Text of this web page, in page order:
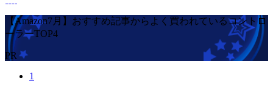
【Amazon7月】おすすめ記事からよく買われているコントロ
ーラーTOP4
PR
1